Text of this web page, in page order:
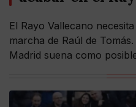
El Rayo Vallecano
marcha de Raúl de
Madrid suena como